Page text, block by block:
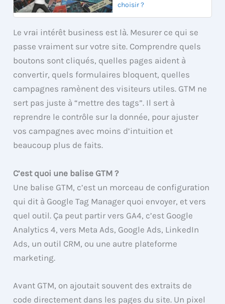
choisir ?
Le vrai intérêt business est là. Mesurer ce qui se
passe vraiment sur votre site. Comprendre quels
boutons sont cliqués, quelles pages aident à
convertir, quels formulaires bloquent, quelles
campagnes ramènent des visiteurs utiles. GTM ne
sert pas juste à “mettre des tags”. Il sert à
reprendre le contrôle sur la donnée, pour ajuster
vos campagnes avec moins d’intuition et
beaucoup plus de faits.
C’est quoi une balise GTM ?
Une balise GTM, c’est un morceau de configuration
qui dit à Google Tag Manager quoi envoyer, et vers
quel outil. Ça peut partir vers GA4, c’est Google
Analytics 4, vers Meta Ads, Google Ads, LinkedIn
Ads, un outil CRM, ou une autre plateforme
marketing.
Avant GTM, on ajoutait souvent des extraits de
code directement dans les pages du site. Un pixel